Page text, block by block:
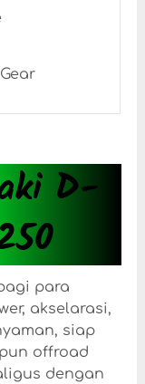
D-
para
akselarasi,
siap
offroad
dengan